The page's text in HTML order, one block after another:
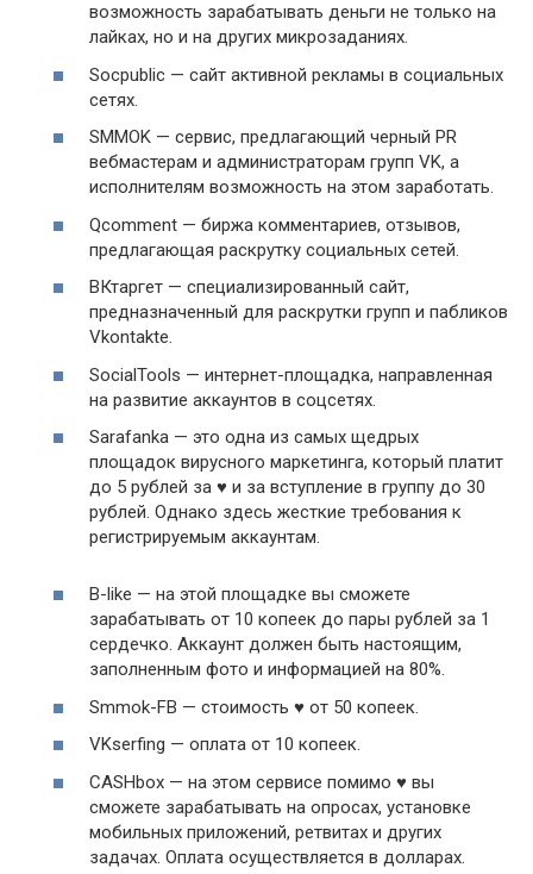
возможность зарабатывать деньги не только на
лайках, но и на других микрозаданиях.
Socpublic — сайт активной рекламы в социальных
сетях.
SMMOK — сервис, предлагающий черный PR
вебмастерам и администраторам групп VK, а
исполнителям возможность на этом заработать.
Qcomment — биржа комментариев, отзывов,
предлагающая раскрутку социальных сетей.
ВКтаргет — специализированный сайт,
предназначенный для раскрутки групп и пабликов
Vkontakte.
SocialTools — интернет-площадка, направленная
на развитие аккаунтов в соцсетях.
Sarafanka — это одна из самых щедрых
площадок вирусного маркетинга, который платит
до 5 рублей за ♥ и за вступление в группу до 30
рублей. Однако здесь жесткие требования к
регистрируемым аккаунтам.
В-like — на этой площадке вы сможете
зарабатывать от 10 копеек до пары рублей за 1
сердечко. Аккаунт должен быть настоящим,
заполненным фото и информацией на 80%.
Smmok-FB — стоимость ♥ от 50 копеек.
VKserfing — оплата от 10 копеек.
CASHbox — на этом сервисе помимо ♥ вы
сможете зарабатывать на опросах, установке
мобильных приложений, ретвитах и других
задачах. Оплата осуществляется в долларах.